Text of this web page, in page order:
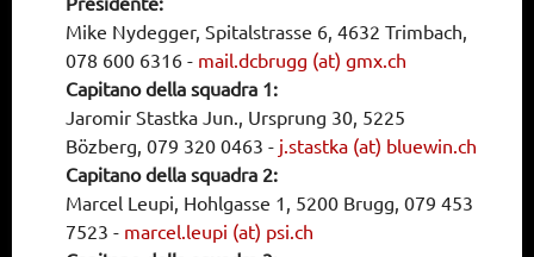
Mike Nydegger, Spitalstrasse 6, 4632 Trimbach,
078 600 6316 - mail.dcbrugg (at) gmx.ch
Capitano della squadra 1:
Jaromir Stastka Jun., Ursprung 30, 5225
Bözberg, 079 320 0463 - j.stastka (at) bluewin.ch
Capitano della squadra 2:
Marcel Leupi, Hohlgasse 1, 5200 Brugg, 079 453
7523 - marcel.leupi (at) psi.ch